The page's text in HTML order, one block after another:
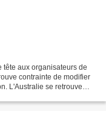
tête aux organisateurs de
contrainte de modifier
L'Australie se retrouve